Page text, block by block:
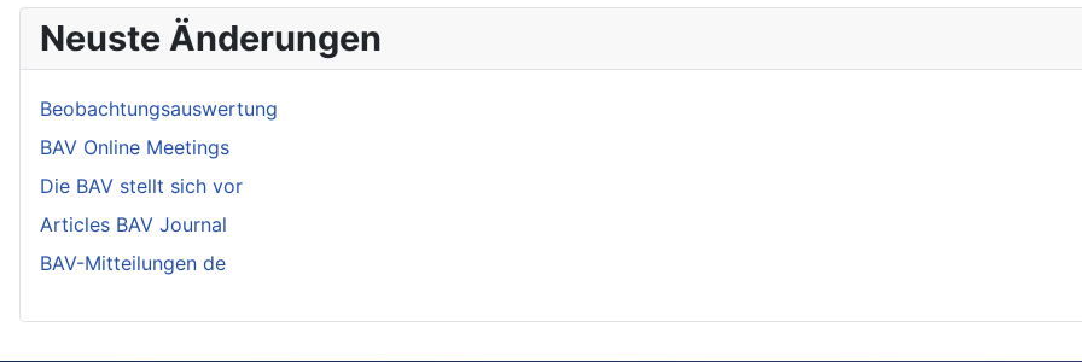
Neuste Änderungen
Beobachtungsauswertung
BAV Online Meetings
Die BAV stellt sich vor
Articles BAV Journal
BAV-Mitteilungen de